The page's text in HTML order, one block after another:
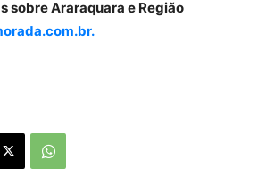
sobre Araraquara e Região